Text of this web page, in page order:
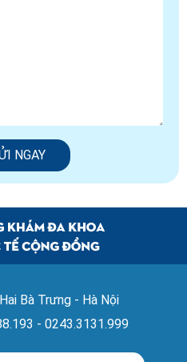
NGAY
Bà Trưng - Hà Nội
- 0243.3131.999